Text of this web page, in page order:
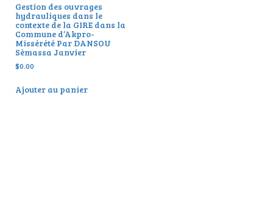
Gestion des ouvrages
hydrauliques dans le
contexte de la GIRE dans la
Commune d’Akpro-
Missérété Par DANSOU
Sèmassa Janvier
$0.00
Ajouter au panier